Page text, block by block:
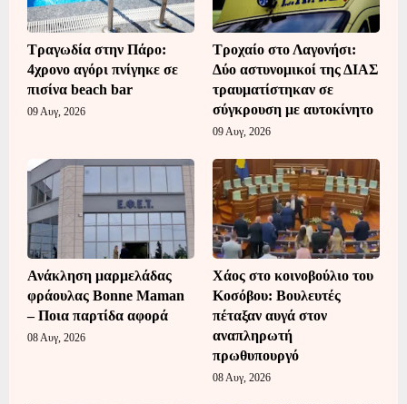
Τραγωδία στην Πάρο:
4χρονο αγόρι πνίγηκε σε
πισίνα beach bar
09 Αυγ, 2026
Τροχαίο στο Λαγονήσι:
Δύο αστυνομικοί της ΔΙΑΣ
τραυματίστηκαν σε
σύγκρουση με αυτοκίνητο
09 Αυγ, 2026
Ανάκληση μαρμελάδας
φράουλας Bonne Maman
– Ποια παρτίδα αφορά
08 Αυγ, 2026
Χάος στο κοινοβούλιο του
Κοσόβου: Βουλευτές
πέταξαν αυγά στον
αναπληρωτή
πρωθυπουργό
08 Αυγ, 2026